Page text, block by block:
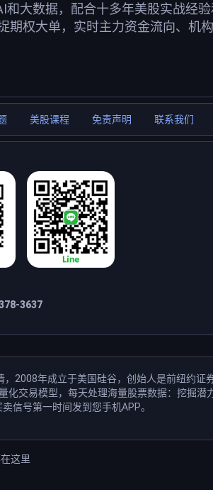
大数据，配合十多年美股实战经
期权大单，实时主力资金流向、机
美股课程 免责声明 联系我们
3637
2008年成立于美国硅谷，创始人是前纽约证
交易模型，每天处理海量股票数据：挖掘潜
信号第一时间发到您手机APP。
这里